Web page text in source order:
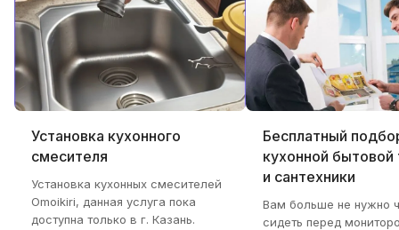
Установка кухонного
смесителя
Установка кухонных смесителей
Omoikiri, данная услуга пока
доступна только в г. Казань.
Бесплатный
кухонной бытовой
и сантехники
Вам больше не нужно
сидеть перед